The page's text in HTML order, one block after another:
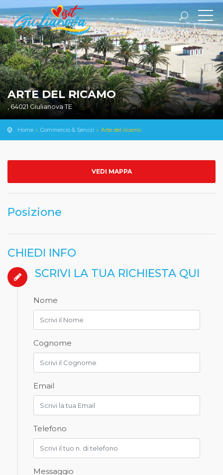
ARTE DEL RICAMO
, 64021 Giulianova TE
Home Commercio & Servizi Arte del ricamo
VEDI MAPPA
Posizione
CHIEDI INFO
SCRIVI LA TUA RICHIESTA QUI
Nome
Cognome
Email
Telefono
Messaggio